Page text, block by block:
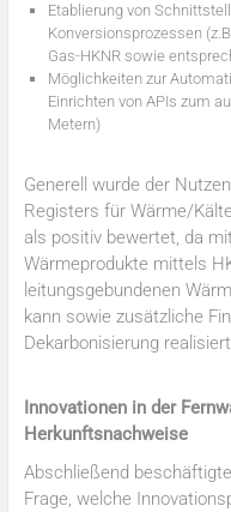
Etablierung von
Konversionsprozessen
Gas-HKNR sowie
Möglichkeiten zur
Einrichten von APIs zum
Metern)
Generell wurde der
Registers für Wärme/
als positiv bewertet, da
Wärmeprodukte mittels
leitungsgebundenen
kann sowie zusätzliche
Dekarbonisierung
Innovationen in der
Herkunftsnachweise
Abschließend
Frage, welche